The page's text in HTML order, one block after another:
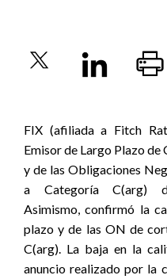
FIX (afiliada a Fitch
Emisor de Largo Plazo de
y de las Obligaciones
a Categoría C(arg)
Asimismo, confirmó la
plazo y de las ON de
C(arg). La baja en la
anuncio realizado por la